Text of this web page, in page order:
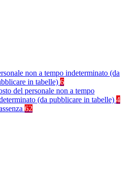
non a tempo indeterminato (da
in tabelle) 6
del personale non a tempo
(da pubblicare in tabelle) 4
62